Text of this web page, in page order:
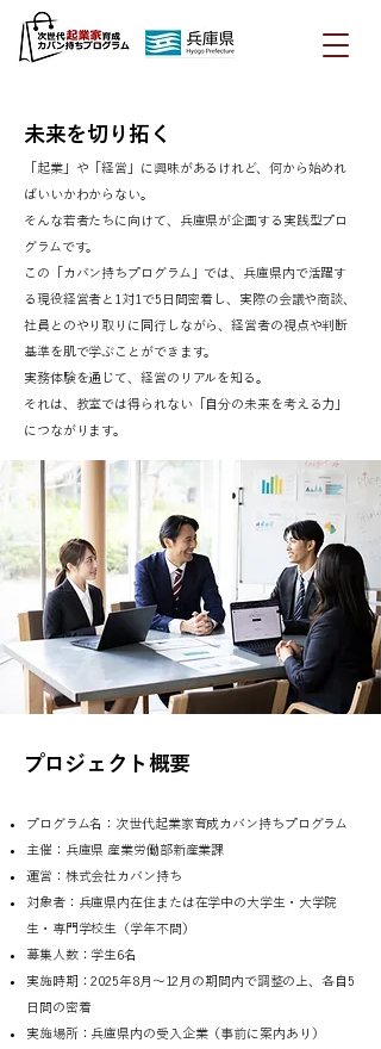
未来を切り拓く
「起業」や「経営」に興味があるけれど、何から始めれ
ばいいかわからない。
そんな若者たちに向けて、兵庫県が企画する実践型プロ
グラムです。
この「カバン持ちプログラム」では、兵庫県内で活躍す
る現役経営者と1対1で5日間密着し、実際の会議や商談、
社員とのやり取りに同行しながら、経営者の視点や判断
基準を肌で学ぶことができます。
実務体験を通じて、経営のリアルを知る。
それは、教室では得られない「自分の未来を考える力」
につながります。
​プロジェクト概要
プログラム名：次世代起業家育成カバン持ちプログラム
主催：兵庫県 産業労働部新産業課
​運営：株式会社カバン持ち
対象者：兵庫県内在住または在学中の大学生・大学院
生・専門学校生（学年不問）
募集人数：学生6名
実施時期：2025年8月〜12月の期間内で調整の上、各自5
日間の密着
実施場所：兵庫県内の受入企業（事前に案内あり）